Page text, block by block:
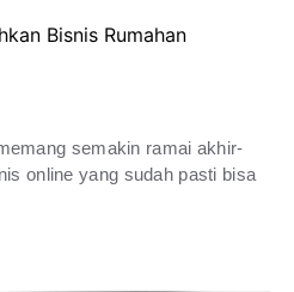
Bisnis Rumahan
semakin ramai akhir-
online yang sudah pasti bisa